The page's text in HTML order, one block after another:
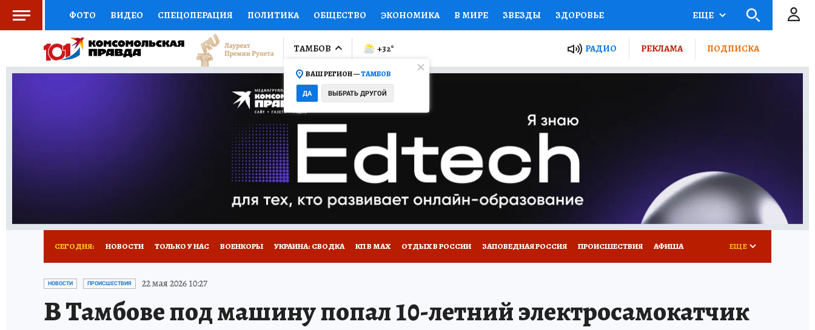
ФОТО ВИДЕО СПЕЦОПЕРАЦИЯ ПОЛИТИКА ОБЩЕСТВО ЭКОНОМИКА В МИРЕ ЗВЕЗДЫ ЗДОРОВЬЕ
СОЦПОДДЕРЖКА НАУКА СПОРТ КОЛУМНИСТЫ ПРОИСШЕСТВИЯ НАЦИОНАЛЬНЫЕ ПРОЕКТЫ РОССИИ
ВЫБОР ЭКСПЕРТОВ ДОКТОР ФИНАНСЫ ОТКРЫВАЕМ МИР Я ЗНАЮ СЕМЬЯ ЖЕНСКИЕ СЕКРЕТЫ ПУТЕВОДИТЕЛЬ
ПРОГНОЗЫ НА СПОРТ ПРОМОКОДЫ СЕРИАЛЫ
ТЕЛЕВИЗОР КОЛЛЕКЦИИ КОНКУРСЫ ГИД ПОТРЕБИТЕЛЯ
НОВОЕ НА САЙТЕ РЕКЛАМА
ЕЩЕ
ТАМБОВ
ВАШ РЕГИОН —ТАМБОВ
ДА ВЫБРАТЬ ДРУГОЙ
+32° РАДИО РЕКЛАМА ПОДПИСКА
СЕГОДНЯ: НОВОСТИ ТОЛЬКО У НАС ВОЕНКОРЫ УКРАИНА: СВОДКА КП В МАХ ОТДЫХ В РОССИИ ЗАПОВЕДНАЯ РОССИЯ ПРОИСШЕСТВИЯ АФИША
ИСПЫТАНО НА СЕБЕ
ЕЩЕ
НОВОСТИ ПРОИСШЕСТВИЯ 22 мая 2026 10:27
В Тамбове под машину попал 10-летний электросамокатчик